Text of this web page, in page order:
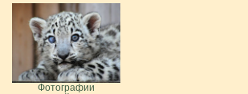
Фотографии